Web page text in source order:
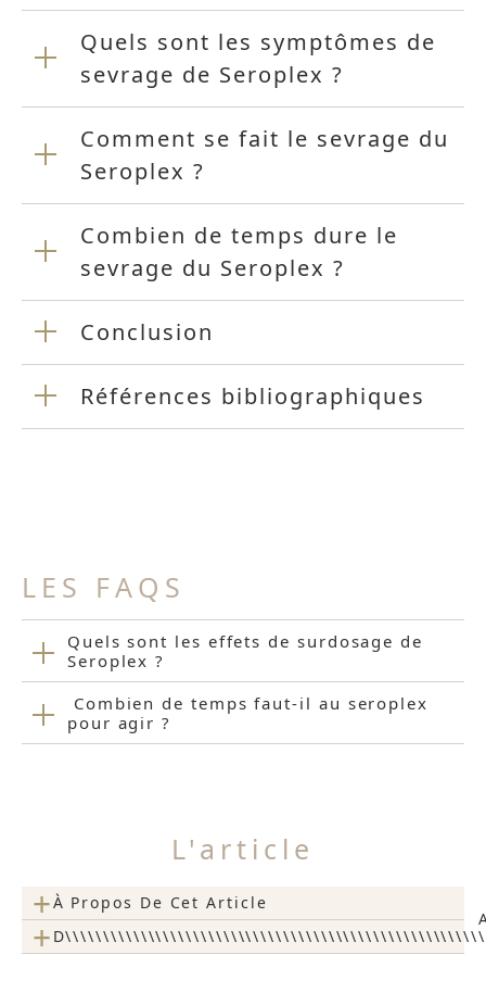
Quels sont les symptômes de
sevrage de Seroplex ?
Comment se fait le sevrage du
Seroplex ?
Combien de temps dure le
sevrage du Seroplex ?
Conclusion
Références bibliographiques
LES FAQS
Quels sont les effets de surdosage de
Seroplex ?
Combien de temps faut-il au seroplex
pour agir ?
L'article
+À Propos De Cet Article
+